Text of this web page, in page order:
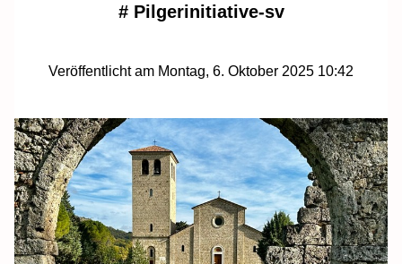
# Pilgerinitiative-sv
Veröffentlicht am Montag, 6. Oktober 2025 10:42